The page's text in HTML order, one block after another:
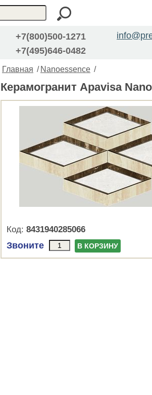
+7(800)500-1271
+7(495)646-0482
Главная / Nanoessence /
Керамогранит Apavisa
Код: 8431940285066
Звоните В КОРЗИНУ